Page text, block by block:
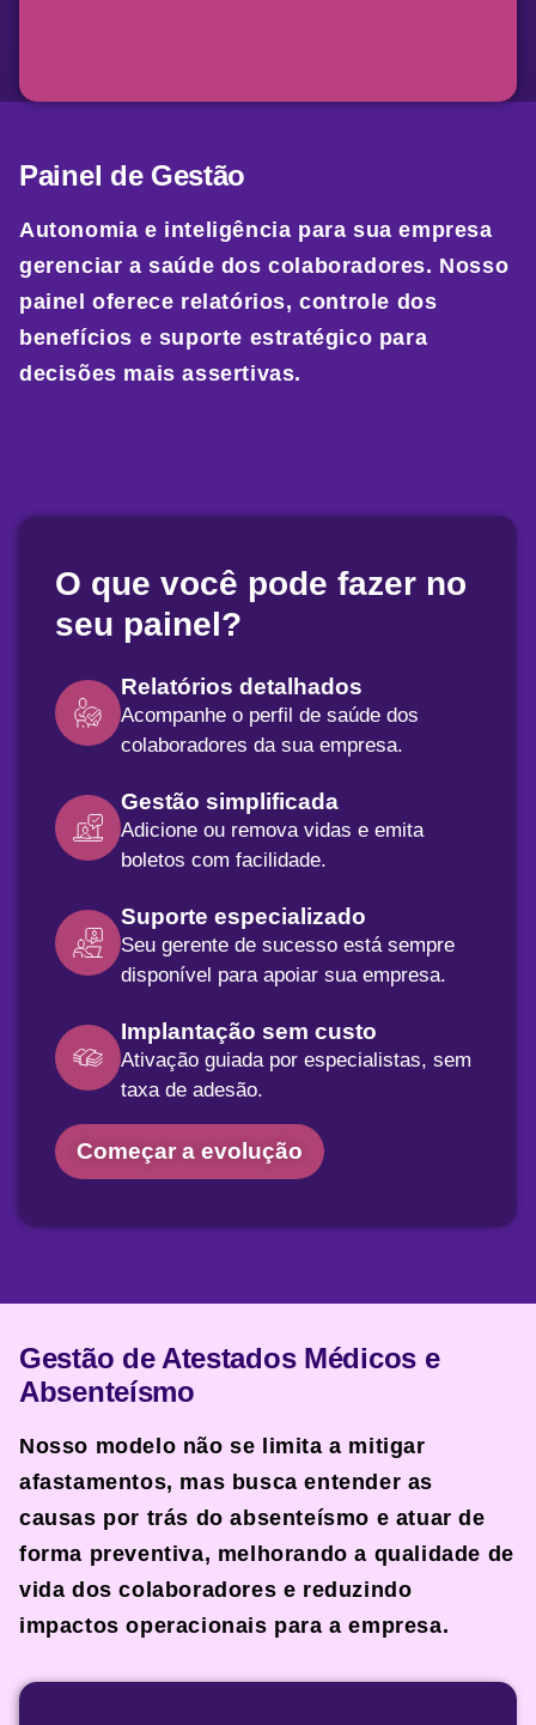
Painel de Gestão
Autonomia e inteligência para sua empresa
gerenciar a saúde dos colaboradores. Nosso
painel oferece relatórios, controle dos
benefícios e suporte estratégico para
decisões mais assertivas.
O que você pode fazer no
seu painel?
Relatórios detalhados
Acompanhe o perfil de saúde dos
colaboradores da sua empresa.
Gestão simplificada
Adicione ou remova vidas e emita
boletos com facilidade.
Suporte especializado
Seu gerente de sucesso está sempre
disponível para apoiar sua empresa.
Implantação sem custo
Ativação guiada por especialistas, sem
taxa de adesão.
Começar a evolução
Gestão de Atestados Médicos e
Absenteísmo
Nosso modelo não se limita a mitigar
afastamentos, mas busca entender as
causas por trás do absenteísmo e atuar de
forma preventiva, melhorando a qualidade de
vida dos colaboradores e reduzindo
impactos operacionais para a empresa.